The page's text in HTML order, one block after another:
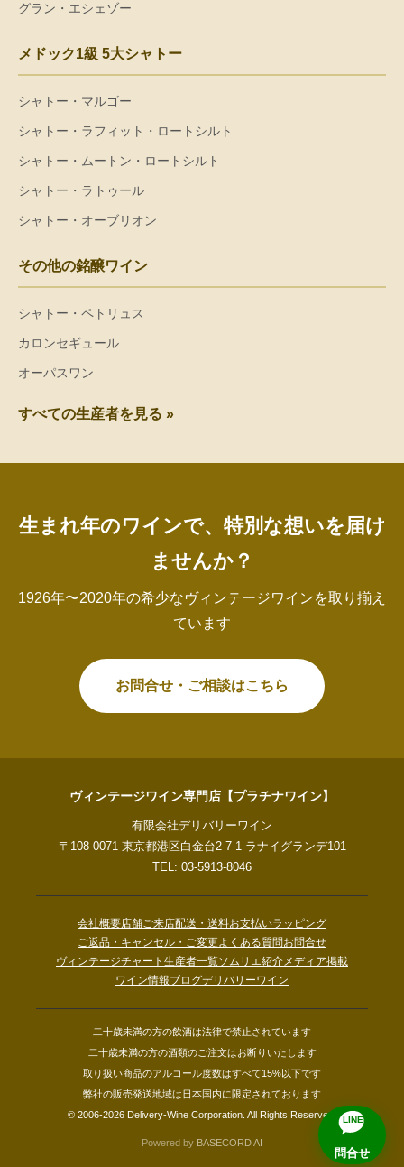
グラン・エシェゾー
メドック1級 5大シャトー
シャトー・マルゴー
シャトー・ラフィット・ロートシルト
シャトー・ムートン・ロートシルト
シャトー・ラトゥール
シャトー・オーブリオン
その他の銘醸ワイン
シャトー・ペトリュス
カロンセギュール
オーパスワン
すべての生産者を見る »
生まれ年のワインで、特別な想いを届け
ませんか？
1926年〜2020年の希少なヴィンテージワインを取り揃え
ています
お問合せ・ご相談はこちら
ヴィンテージワイン専門店【プラチナワイン】
有限会社デリバリーワイン
〒108-0071 東京都港区白金台2-7-1 ラナイグランデ101
TEL: 03-5913-8046
会社概要店舗ご来店配送・送料お支払いラッピング
ご返品・キャンセル・ご変更よくある質問お問合せ
ヴィンテージチャート 生産者一覧ソムリエ紹介メディア掲載
ワイン情報ブログデリバリーワイン
二十歳未満の方の飲酒は法律で禁止されています
二十歳未満の方の酒類のご注文はお断りいたします
取り扱い商品のアルコール度数はすべて15%以下です
弊社の販売発送地域は日本国内に限定されております
© 2006-2026 Delivery-Wine Corporation. All Rights Reserved.
Powered by BASECORD AI
LINE
問合せ